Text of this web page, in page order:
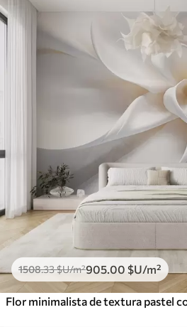
1508.33$U/m²905 .00 $U/m²